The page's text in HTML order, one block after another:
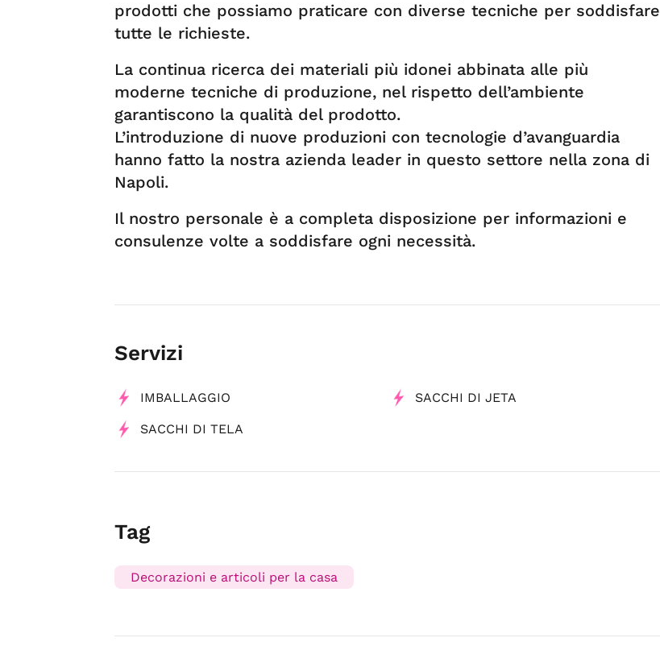
prodotti che possiamo praticare con diverse tecniche per soddisfare
tutte le richieste.
La continua ricerca dei materiali più idonei abbinata alle più
moderne tecniche di produzione, nel rispetto dell’ambiente
garantiscono la qualità del prodotto.
L’introduzione di nuove produzioni con tecnologie d’avanguardia
hanno fatto la nostra azienda leader in questo settore nella zona di
Napoli.
Il nostro personale è a completa disposizione per informazioni e
consulenze volte a soddisfare ogni necessità.
Servizi
IMBALLAGGIO SACCHI DI JETA
SACCHI DI TELA
Tag
Decorazioni e articoli per la casa